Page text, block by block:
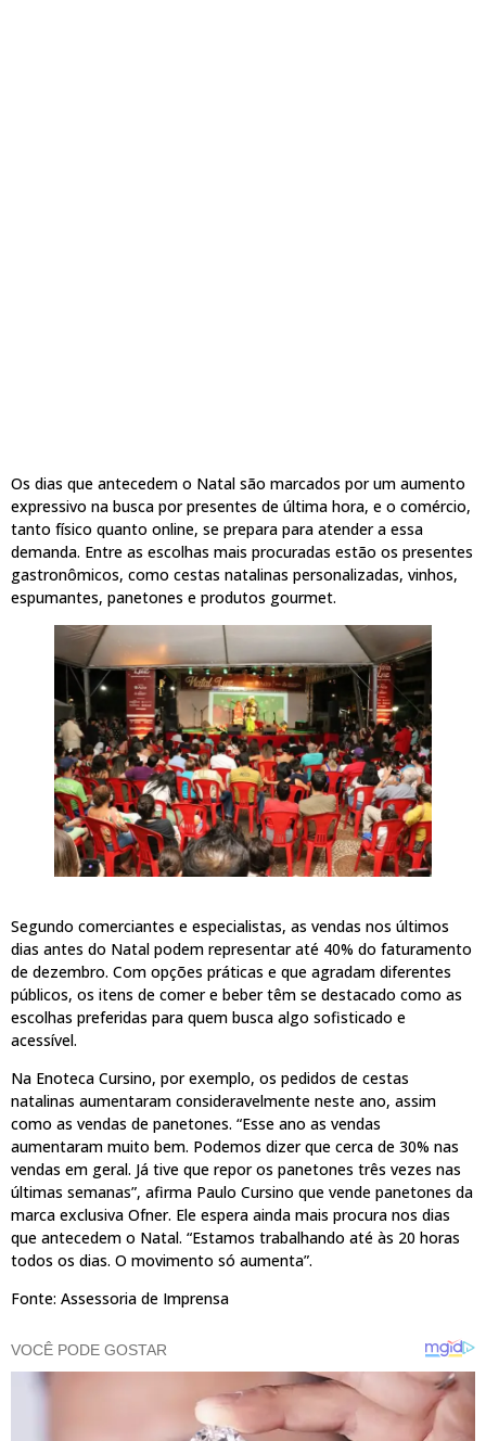
Os dias que antecedem o Natal são marcados por um aumento
expressivo na busca por presentes de última hora, e o comércio,
tanto físico quanto online, se prepara para atender a essa
demanda. Entre as escolhas mais procuradas estão os presentes
gastronômicos, como cestas natalinas personalizadas, vinhos,
espumantes, panetones e produtos gourmet.
Segundo comerciantes e especialistas, as vendas nos últimos
dias antes do Natal podem representar até 40% do faturamento
de dezembro. Com opções práticas e que agradam diferentes
públicos, os itens de comer e beber têm se destacado como as
escolhas preferidas para quem busca algo sofisticado e
acessível.
Na Enoteca Cursino, por exemplo, os pedidos de cestas
natalinas aumentaram consideravelmente neste ano, assim
como as vendas de panetones. “Esse ano as vendas
aumentaram muito bem. Podemos dizer que cerca de 30% nas
vendas em geral. Já tive que repor os panetones três vezes nas
últimas semanas”, afirma Paulo Cursino que vende panetones da
marca exclusiva Ofner. Ele espera ainda mais procura nos dias
que antecedem o Natal. “Estamos trabalhando até às 20 horas
todos os dias. O movimento só aumenta”.
Fonte: Assessoria de Imprensa